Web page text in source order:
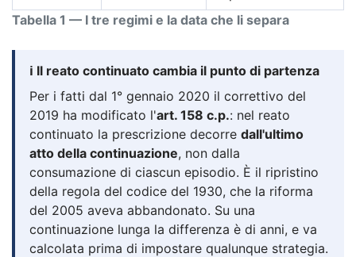
Tabella 1 — I tre regimi e la data che li separa
ℹ️ Il reato continuato cambia il punto di partenza
Per i fatti dal 1° gennaio 2020 il correttivo del
2019 ha modificato l'art. 158 c.p.: nel reato
continuato la prescrizione decorre dall'ultimo
atto della continuazione, non dalla
consumazione di ciascun episodio. È il ripristino
della regola del codice del 1930, che la riforma
del 2005 aveva abbandonato. Su una
continuazione lunga la differenza è di anni, e va
calcolata prima di impostare qualunque strategia.